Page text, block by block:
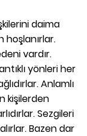
daima
hoşlanırlar.
vardır.
yönleri her
Anlamlı
kişilerden
Sezgileri
Bazen dar